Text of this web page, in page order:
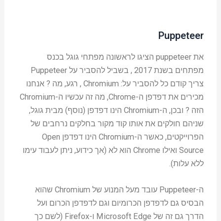
Puppeteer
את puppeteer הציגו לראשונה מפתחי גוגל בכנס
מפתחים בשנת 2017 , בשביל להסביר על Puppeteer
צריך קודם כל להסביר על: Chromium , רגע, מה ? אנחנו
מכירים את דפדפן ה-Chrome, מה זה עכשיו ה-Chromium
הזה ? ובכן, ה-Chromium הינו דפדפן (נוסף) מבית גוגל,
שניהם חולקים את אותו קוד מקור בחלקים נרחבים של
הפרוייקטים, כאשר ה-Chromium הינו דפדפן Open
Source ואילו Chrome הוא לא (אך כידוע, ניתן לעבוד עימו
ללא עלות).
ה-Puppeteer עובד מעל המנוע של Chromium שהוא
הבסיס גם לדפדפן הכרומיום וגם לדפדפן הכרום ועל
הדרך גם זה של Microsoft Edge ו-Firefox (לשם כך